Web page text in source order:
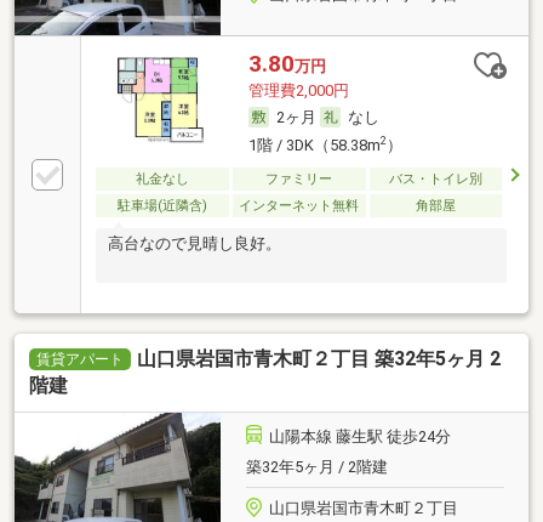
3.80万円
管理費2,000円
2ヶ月
なし
1階 / 3DK（58.38m2）
礼金なし ファミリー
バス・トイレ別
駐車場(近隣含)
インターネット無料 角部屋
高台なので見晴し良好。
賃貸アパート
山口県岩国市青木町２丁目 築32年5ヶ月 2
階建
山陽本線 藤生駅 徒歩24分
築32年5ヶ月 / 2階建
山口県岩国市青木町２丁目